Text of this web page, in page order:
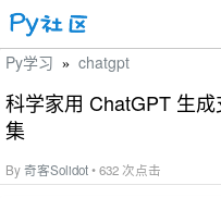
Py学习 » chatgpt
科学家用 ChatGPT 生
集
By奇客Solidot• 632 次点击